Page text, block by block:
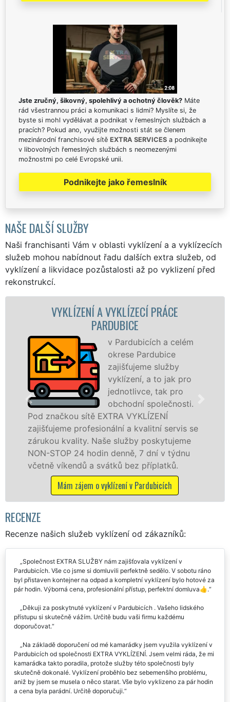
Jste zručný, šikovný, spolehlivý a ochotný člověk? Máte
rád všestrannou práci a komunikaci s lidmi? Myslíte si, že
byste si mohl vydělávat a podnikat v řemeslných službách a
pracích? Pokud ano, využijte možnosti stát se členem
mezinárodní franchisové sítě EXTRA SERVICES a podnikejte
v libovolných řemeslných službách s neomezenými
možnostmi po celé Evropské unii.
Podnikejte jako řemeslník
NAŠE DALŠÍ SLUŽBY
Naši franchisanti Vám v oblasti vyklízení a a vyklízecích
služeb mohou nabídnout řadu dalších extra služeb, od
vyklízení a likvidace pozůstalosti až po vyklizení před
rekonstrukcí.
VYKLÍZECÍ PRÁCE A SLUŽBY
Společnost EXTRA
VYKLÍZENÍ zajištuje
prostřednictvím
franchisových poboček
levné, přesto kvalitní a
profesionální vyklízecí
v Pardubicích a okolí. Poskytujeme tuto
službu jak fyzickým, tak právnickým
osobám se zárukou kvalitně odvedené
práce, a to NON-STOP bez dalších
Mám zájem o vyklízecí práce v Pardubicích
RECENZE
Recenze našich služeb vyklízení od zákazníků:
Společnost EXTRA SLUŽBY nám zajišťovala vyklízení v
Pardubicích. Vše co jsme si domluvili perfektně sedělo. V sobotu ráno
byl přistaven kontejner na odpad a kompletní vyklízení bylo hotové za
pár hodin. Výborná cena, profesionální přístup, perfektní domluva👍.
Děkuji za poskytnuté vyklízení v Pardubicích . Vašeho lidského
přístupu si skutečně vážím. Určitě budu vaši firmu každému
doporučovat.
Na základě doporučení od mé kamarádky jsem využila vyklízení v
Pardubicích od společnosti EXTRA VYKLÍZENÍ. Jsem velmi ráda, že mi
kamarádka takto poradila, protože služby této společnosti byly
skutečně dokonalé. Vyklízení proběhlo bez sebemenšího problému,
aniž by jsem se musela o něco starat. Vše bylo vyklizeno za pár hodin
a cena byla parádní. Určitě doporučuji.